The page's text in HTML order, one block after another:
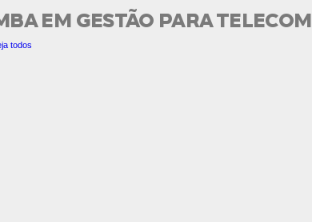
EM GESTÃO PARA TELECOM
todos